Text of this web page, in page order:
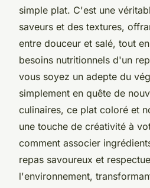
simple plat. C'est une
saveurs et des textures,
entre douceur et salé, tout
besoins nutritionnels d'un
vous soyez un adepte du
simplement en quête de
culinaires, ce plat coloré et
une touche de créativité à
comment associer
repas savoureux et
l'environnement,